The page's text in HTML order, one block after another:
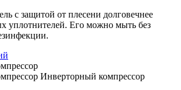
с защитой от плесени долговечнее
уплотнителей. Его можно мыть без
Инверторный компрессор